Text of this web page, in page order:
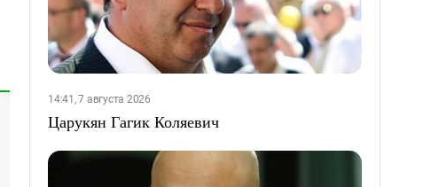
14:41, 7 августа 2026
Царукян Гагик Коляевич